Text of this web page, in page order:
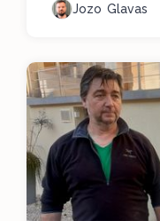
Jozo Glavas